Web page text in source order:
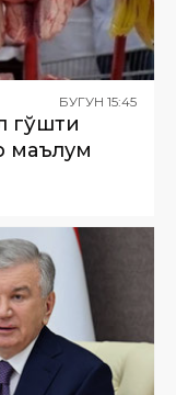
БУГУН 15:45
гўшти
маълум